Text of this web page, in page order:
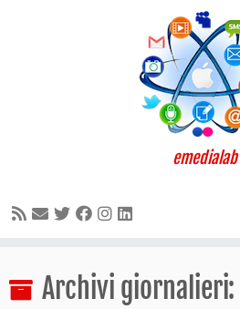
al
emedialab
Archivi giornalieri: